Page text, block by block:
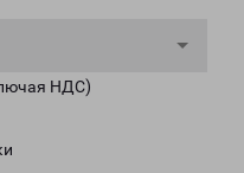
НДС)